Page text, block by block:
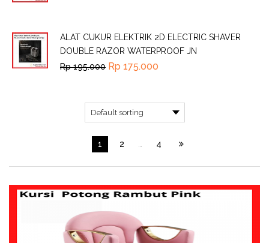
1 2 … 4
ALAT CUKUR ELEKTRIK 2D ELECTRIC SHAVER
DOUBLE RAZOR WATERPROOF JN
Rp195.000 Rp 175.000